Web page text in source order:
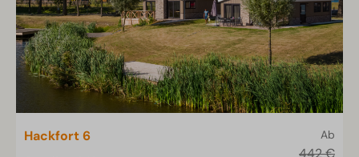
Ab
442 €
Hackfort 6